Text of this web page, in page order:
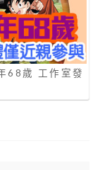
68歲 工作室發